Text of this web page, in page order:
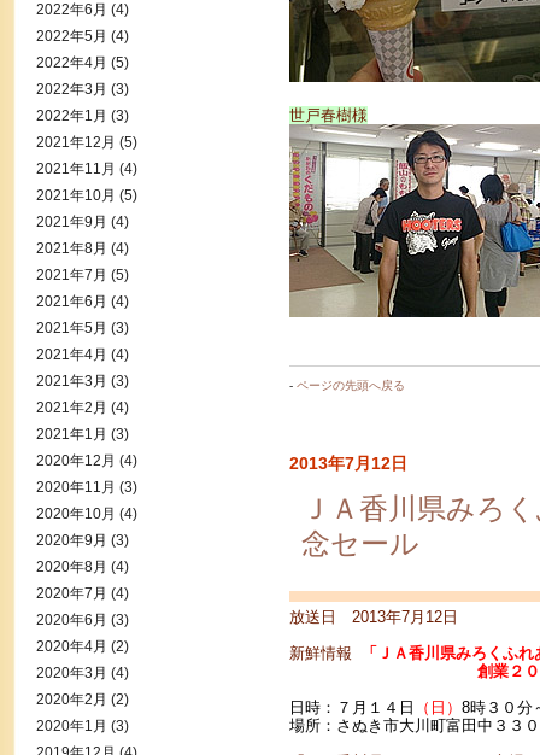
世戸春樹様
- ページの先頭へ戻る
2013年7月12日
ＪＡ香川県みろ
念セール
放送日 2013年7月12日
新鮮情報
「ＪＡ香川県みろくふ
創業２０周年記
日時：７月１４日
（日） 8時３０分
場所：さぬき市大川町富田中３３
2022年6月 (4)
2022年5月 (4)
2022年4月 (5)
2022年3月 (3)
2022年1月 (3)
2021年12月 (5)
2021年11月 (4)
2021年10月 (5)
2021年9月 (4)
2021年8月 (4)
2021年7月 (5)
2021年6月 (4)
2021年5月 (3)
2021年4月 (4)
2021年3月 (3)
2021年2月 (4)
2021年1月 (3)
2020年12月 (4)
2020年11月 (3)
2020年10月 (4)
2020年9月 (3)
2020年8月 (4)
2020年7月 (4)
2020年6月 (3)
2020年4月 (2)
2020年3月 (4)
2020年2月 (2)
2020年1月 (3)